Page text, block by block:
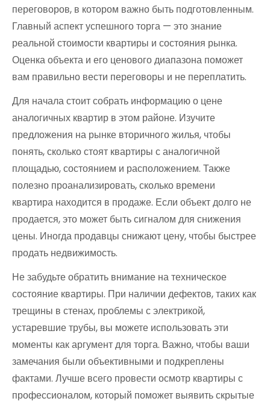
переговоров, в котором важно быть подготовленным.
Главный аспект успешного торга — это знание
реальной стоимости квартиры и состояния рынка.
Оценка объекта и его ценового диапазона поможет
вам правильно вести переговоры и не переплатить.
Для начала стоит собрать информацию о цене
аналогичных квартир в этом районе. Изучите
предложения на рынке вторичного жилья, чтобы
понять, сколько стоят квартиры с аналогичной
площадью, состоянием и расположением. Также
полезно проанализировать, сколько времени
квартира находится в продаже. Если объект долго не
продается, это может быть сигналом для снижения
цены. Иногда продавцы снижают цену, чтобы быстрее
продать недвижимость.
Не забудьте обратить внимание на техническое
состояние квартиры. При наличии дефектов, таких как
трещины в стенах, проблемы с электрикой,
устаревшие трубы, вы можете использовать эти
моменты как аргумент для торга. Важно, чтобы ваши
замечания были объективными и подкреплены
фактами. Лучше всего провести осмотр квартиры с
профессионалом, который поможет выявить скрытые